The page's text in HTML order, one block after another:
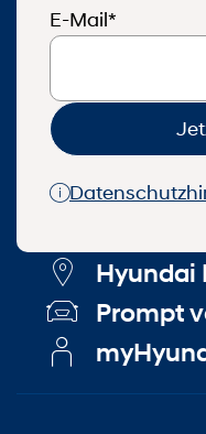
E-Mail*
Hyundai
Prompt